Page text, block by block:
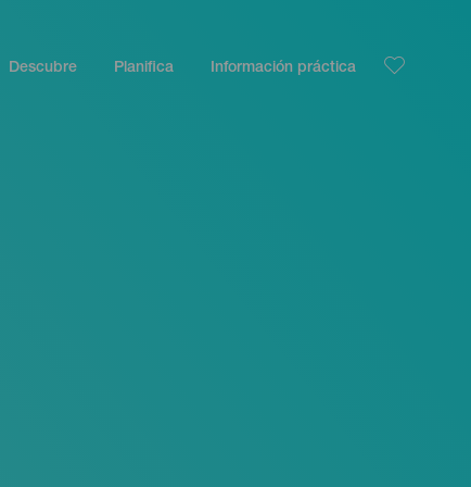
Descubre Planifica Información práctica